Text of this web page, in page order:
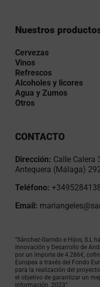
Nuestros
Cervezas
Vinos
Refrescos
Alcoholes y licores
Agua y Zumos
Otros
CONTACTO
Dirección: Calle Calera
Antequera (Málaga)
Teléfono:
Email:
“Sánchez-Garrido e Hijos, S.L
Innovación y Desarrollo de
por un importe de 4.286€,
Europea a través del Fondo
para la realización del proyecto
el objetivo de garantizar un
información. 2023”